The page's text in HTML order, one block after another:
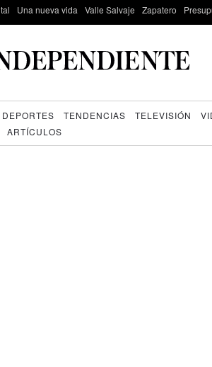
Una nueva vida Valle Salvaje Zapatero
DEPORTES TENDENCIAS TELEVISIÓN
ARTÍCULOS